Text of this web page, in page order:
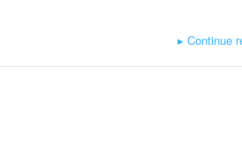
▸ Continue